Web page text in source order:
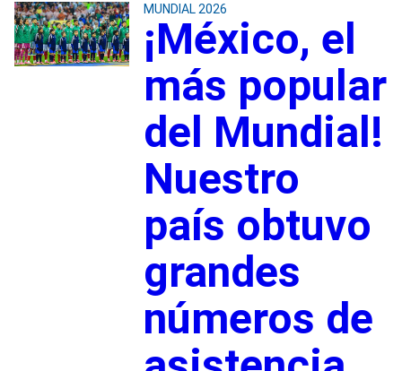
MUNDIAL 2026
¡México, el
más popular
del Mundial!
Nuestro
país obtuvo
grandes
números de